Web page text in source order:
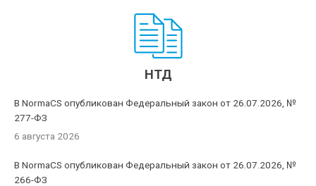
НТД
В NormaCS опубликован Федеральный закон от 26.07.2026, №
277-ФЗ
6 августа 2026
В NormaCS опубликован Федеральный закон от 26.07.2026, №
266-ФЗ